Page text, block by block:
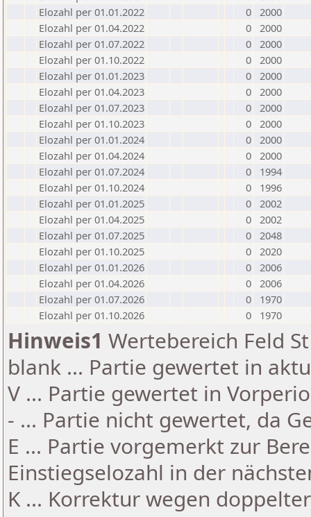
Elozahl per 01.01.2022
0 2000
Elozahl per 01.04.2022
0 2000
Elozahl per 01.07.2022
0 2000
Elozahl per 01.10.2022
0 2000
Elozahl per 01.01.2023
0 2000
Elozahl per 01.04.2023
0 2000
Elozahl per 01.07.2023
0 2000
Elozahl per 01.10.2023
0 2000
Elozahl per 01.01.2024
0 2000
Elozahl per 01.04.2024
0 2000
Elozahl per 01.07.2024
0
1994
Elozahl per 01.10.2024
0
1996
Elozahl per 01.01.2025
0 2002
Elozahl per 01.04.2025
0 2002
Elozahl per 01.07.2025
0 2048
Elozahl per 01.10.2025
0 2020
Elozahl per 01.01.2026
0 2006
Elozahl per 01.04.2026
0 2006
Elozahl per 01.07.2026
0
1970
Elozahl per 01.10.2026
0 1970
Hinweis1 Wertebereich Feld
blank ... Partie gewertet in
V ... Partie gewertet in
- ... Partie nicht gewertet, da
E ... Partie vorgemerkt zur
Einstiegselozahl in der
K ... Korrektur wegen